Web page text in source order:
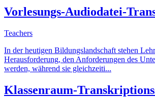
Vorlesungs-Audiodatei-
Teachers
In der heutigen Bildungslandschaft stehen
Herausforderung, den Anforderungen des
werden, während sie gleichzeiti...
Klassenraum-